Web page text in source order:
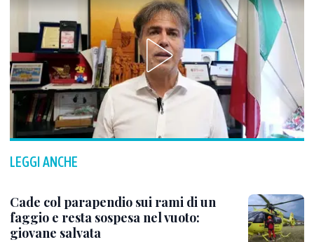
LEGGI ANCHE
Cade col parapendio sui rami di un
faggio e resta sospesa nel vuoto:
giovane salvata